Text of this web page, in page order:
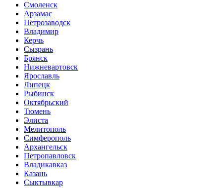
Смоленск
Арзамас
Петрозаводск
Владимир
Керчь
Сызрань
Брянск
Нижневартовск
Ярославль
Липецк
Рыбинск
Октябрьский
Тюмень
Элиста
Мелитополь
Симферополь
Архангельск
Петропавловск
Владикавказ
Казань
Сыктывкар